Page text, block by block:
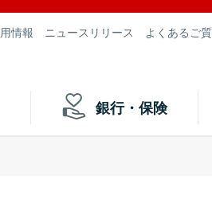
情報 ニュースリリース よくあるご
銀行・保険